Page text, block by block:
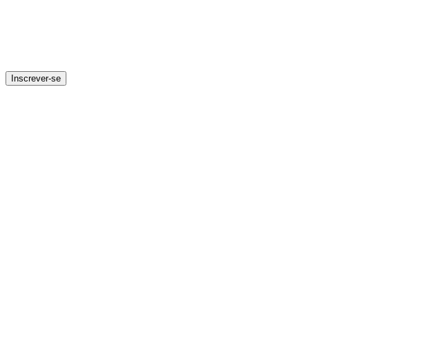
Inscrever-se